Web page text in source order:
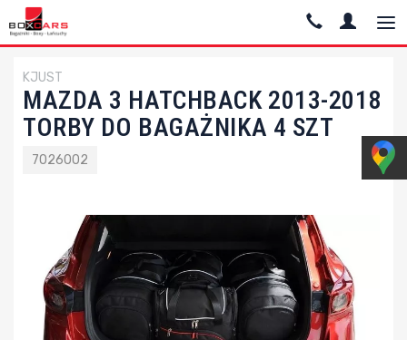
KJUST
MAZDA 3 HATCHBACK 2013-2018
TORBY DO BAGAŻNIKA 4 SZT
7026002